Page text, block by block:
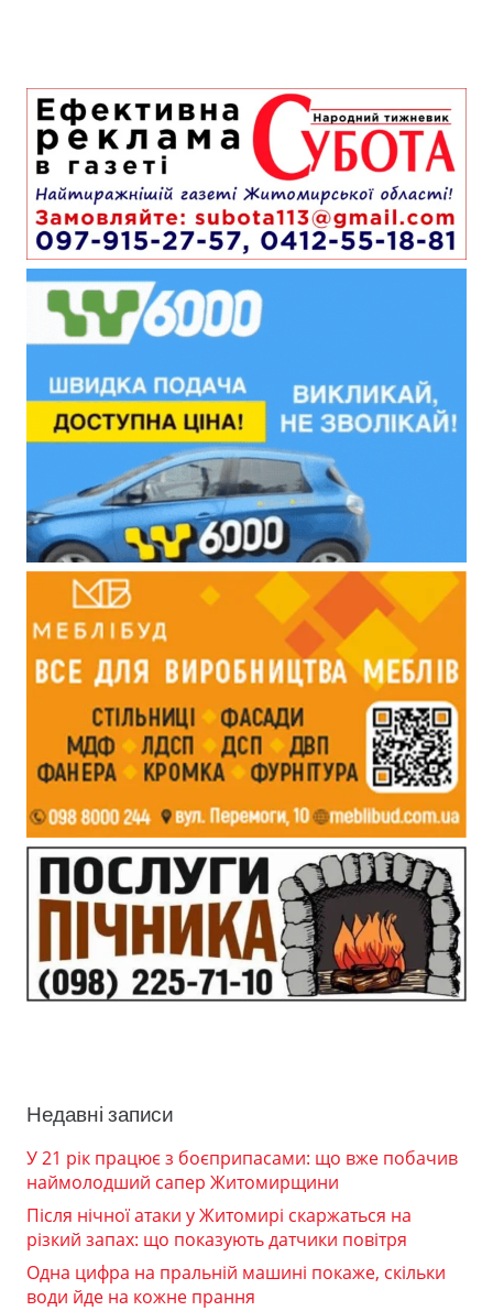
Недавні записи
У 21 рік працює з боєприпасами: що вже побачив
наймолодший сапер Житомирщини
Після нічної атаки у Житомирі скаржаться на
різкий запах: що показують датчики повітря
Одна цифра на пральній машині покаже, скільки
води йде на кожне прання